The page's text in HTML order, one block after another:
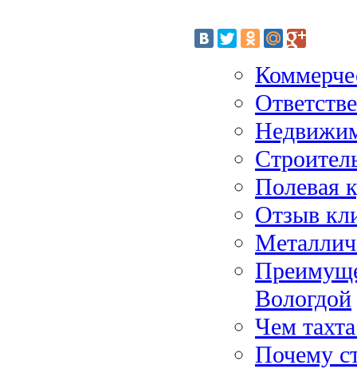
Полевая
Отзыв
Вологдой
Чем
Почему